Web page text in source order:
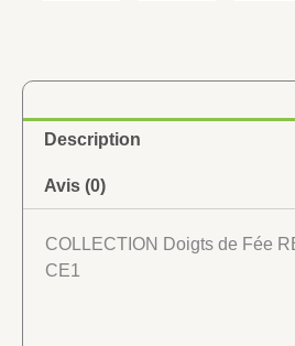
Description
Avis (0)
COLLECTION Doigts de Fée
CE1